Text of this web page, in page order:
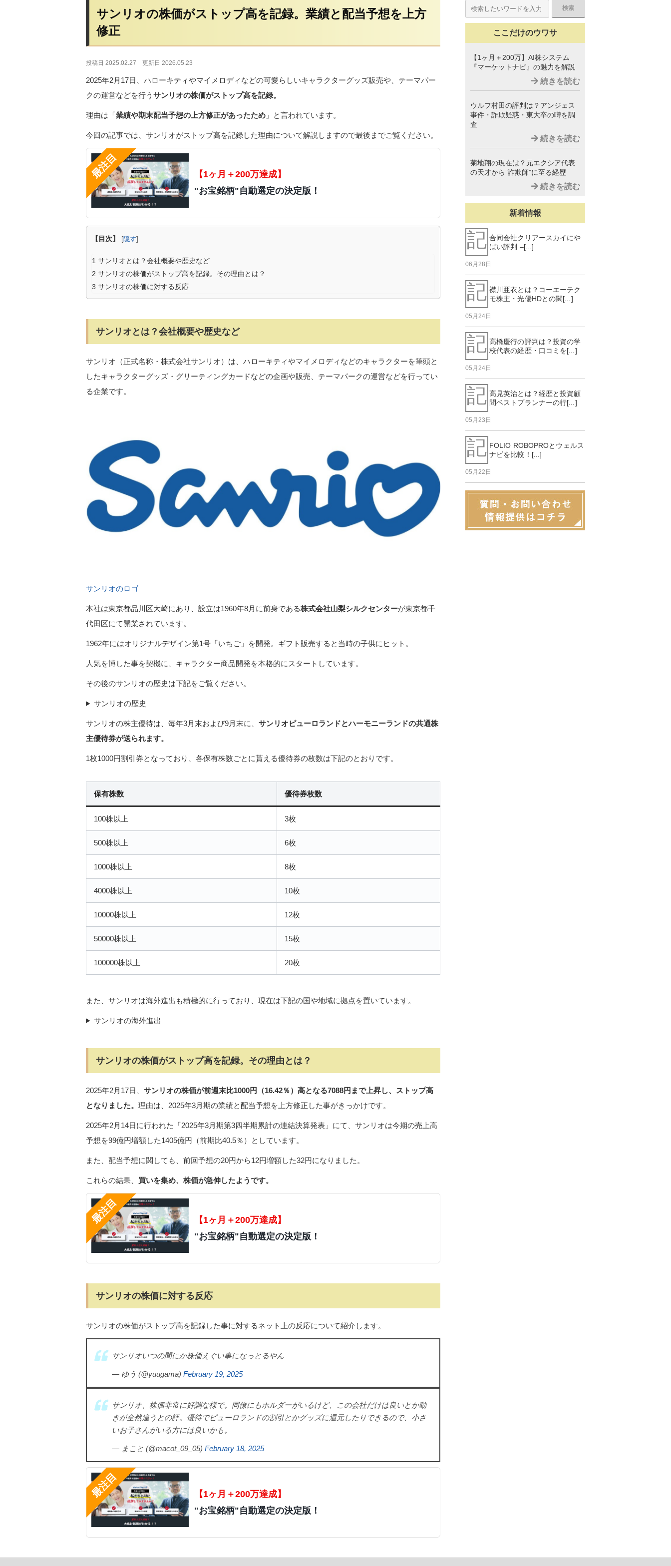
サンリオの株価がストップ高を記録。業績と配当予想を上方
修正
投稿日 2025.02.27 更新日 2026.05.23
2025年2月17日、ハローキティやマイメロディなどの可愛らしいキャラクターグッズ販売や、テーマパー
クの運営などを行う サンリオの株価がストップ高を記録。
理由は「業績や期末配当予想の上方修正があったため 」と言われています。
今回の記事では、サンリオがストップ高を記録した理由について解説しますので最後までご覧ください。
【1ヶ月＋200万達成】
"お宝銘柄"自動選定の決定版！
【目次】 [隠す]
1 サンリオとは？会社概要や歴史など
2 サンリオの株価がストップ高を記録。その理由とは？
3 サンリオの株価に対する反応
サンリオとは？会社概要や歴史など
サンリオ（正式名称・株式会社サンリオ）は、ハローキティやマイメロディなどのキャラクターを筆頭と
したキャラクターグッズ・グリーティングカードなどの企画や販売、テーマパークの運営などを行ってい
る企業です。
サンリオのロゴ
本社は東京都品川区大崎にあり、設立は1960年8月に前身である株式会社山梨シルクセンターが東京都千
代田区にて開業されています。
1962年にはオリジナルデザイン第1号「いちご」を開発。ギフト販売すると当時の子供にヒット。
人気を博した事を契機に、キャラクター商品開発を本格的にスタートしています。
その後のサンリオの歴史は下記をご覧ください。
サンリオの歴史
サンリオの株主優待は、毎年3月末および9月末に、 サンリオピューロランドとハーモニーランドの共通株
主優待券が送られます。
1枚1000円割引券となっており、各保有株数ごとに貰える優待券の枚数は下記のとおりです。
保有株数 優待券枚数
100株以上 3枚
500株以上 6枚
1000株以上 8枚
4000株以上 10枚
10000株以上 12枚
50000株以上 15枚
100000株以上 20枚
また、サンリオは海外進出も積極的に行っており、現在は下記の国や地域に拠点を置いています。
サンリオの海外進出
サンリオの株価がストップ高を記録。その理由とは？
2025年2月17日、 サンリオの株価が前週末比1000円（16.42％）高となる7088円まで上昇し、ストップ高
となりました。 理由は、2025年3月期の業績と配当予想を上方修正した事がきっかけです。
2025年2月14日に行われた「2025年3月期第3四半期累計の連結決算発表」にて、サンリオは今期の売上高
予想を99億円増額した1405億円（前期比40.5％）としています。
また、配当予想に関しても、前回予想の20円から12円増額した32円になりました。
これらの結果、 買いを集め、株価が急伸したようです。
【1ヶ月＋200万達成】
"お宝銘柄"自動選定の決定版！
サンリオの株価に対する反応
サンリオの株価がストップ高を記録した事に対するネット上の反応について紹介します。
サンリオいつの間にか株価えぐい事になっとるやん
— ゆう (@yuugama) February 19, 2025
サンリオ、株価非常に好調な様で。同僚にもホルダーがいるけど、この会社だけは良いとか動
きが全然違うとの評。優待でピューロランドの割引とかグッズに還元したりできるので、小さ
いお子さんがいる方には良いかも。
— まこと (@macot_09_05) February 18, 2025
【1ヶ月＋200万達成】
"お宝銘柄"自動選定の決定版！
ここだけのウワサ
【1ヶ月＋200万】AI株システム
『マーケットナビ』の魅力を解説
続きを読む
ウルフ村田の評判は？アンジェス
事件・詐欺疑惑・東大卒の噂を調
査
続きを読む
菊地翔の現在は？元エクシア代表
の天才から”詐欺師”に至る経歴
続きを読む
新着情報
記 合同会社クリアースカイにや
ばい評判 –[...]
06月28日
記 襟川亜衣とは？コーエーテク
モ株主・光優HDとの関[...]
05月24日
記 高橋慶行の評判は？投資の学
校代表の経歴・口コミを[...]
05月24日
記 高見英治とは？経歴と投資顧
問ベストプランナーの行[...]
05月23日
記 FOLIO ROBOPROとウェルス
ナビを比較！[...]
05月22日